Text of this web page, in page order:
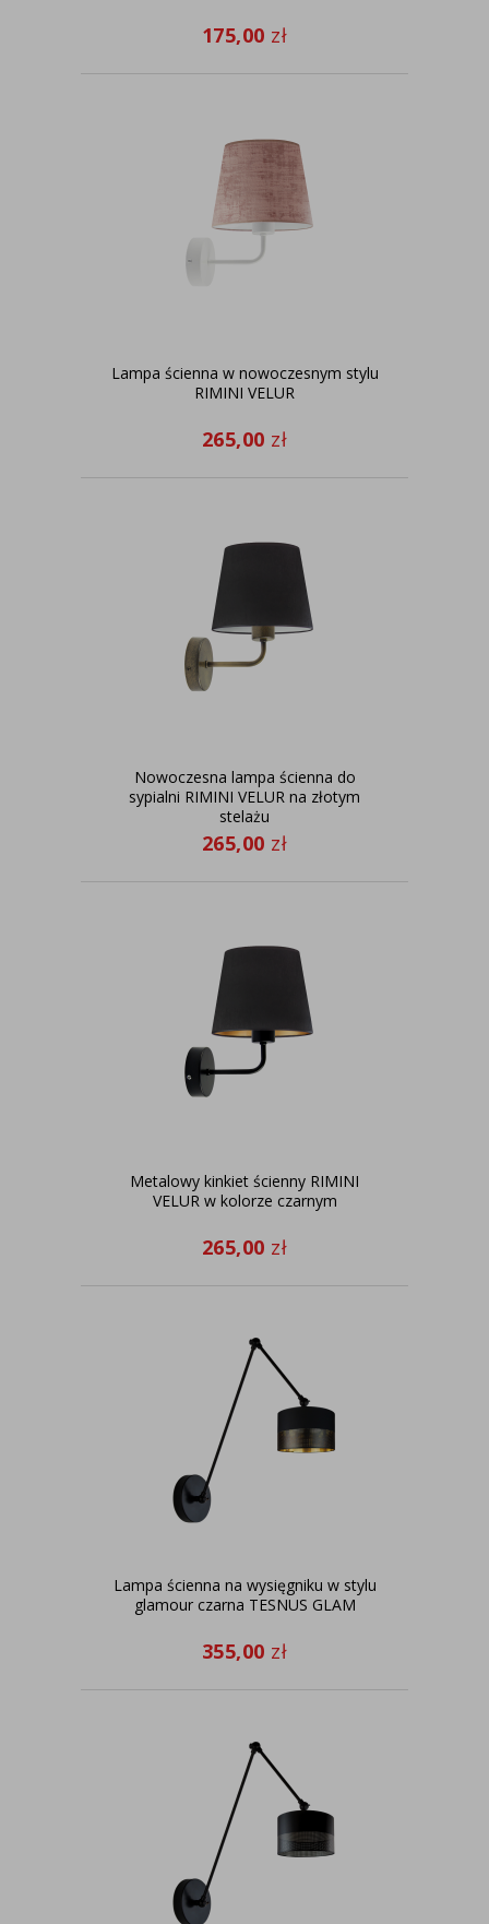
175,00 zł
Lampa ścienna w nowoczesnym stylu
RIMINI VELUR
265,00 zł
Nowoczesna lampa ścienna do
sypialni RIMINI VELUR na złotym
stelażu
265,00 zł
Metalowy kinkiet ścienny RIMINI
VELUR w kolorze czarnym
265,00 zł
Lampa ścienna na wysięgniku w stylu
glamour czarna TESNUS GLAM
355,00 zł